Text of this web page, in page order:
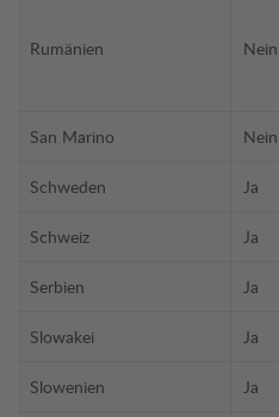
Rumänien Nein
San Marino Nein
Schweden Ja
Schweiz Ja
Serbien Ja
Slowakei Ja
Slowenien Ja